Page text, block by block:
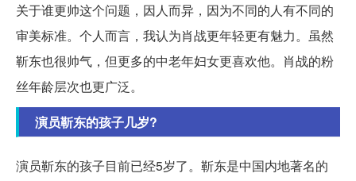
关于谁更帅这个问题，因人而异，因为不同的人有不同的
审美标准。个人而言，我认为肖战更年轻更有魅力。虽然
靳东也很帅气，但更多的中老年妇女更喜欢他。肖战的粉
丝年龄层次也更广泛。
演员靳东的孩子几岁?
演员靳东的孩子目前已经5岁了。靳东是中国内地著名的